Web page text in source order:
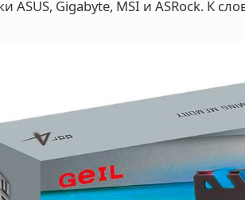
ASUS, Gigabyte, MSI и ASRock. К